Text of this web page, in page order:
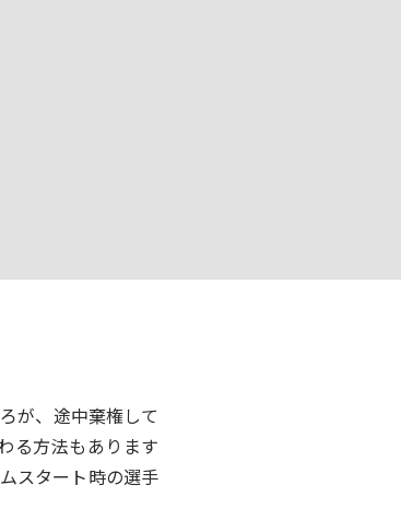
が、途中棄権して
る方法もあります
スタート時の選手